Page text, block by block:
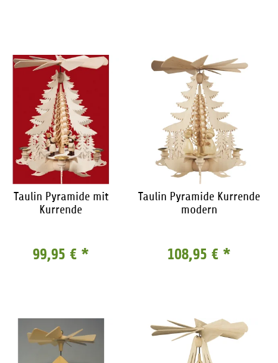
Taulin Pyramide mit
Kurrende
99,95 € *
Taulin Pyramide Kurrende
modern
108,95 € *